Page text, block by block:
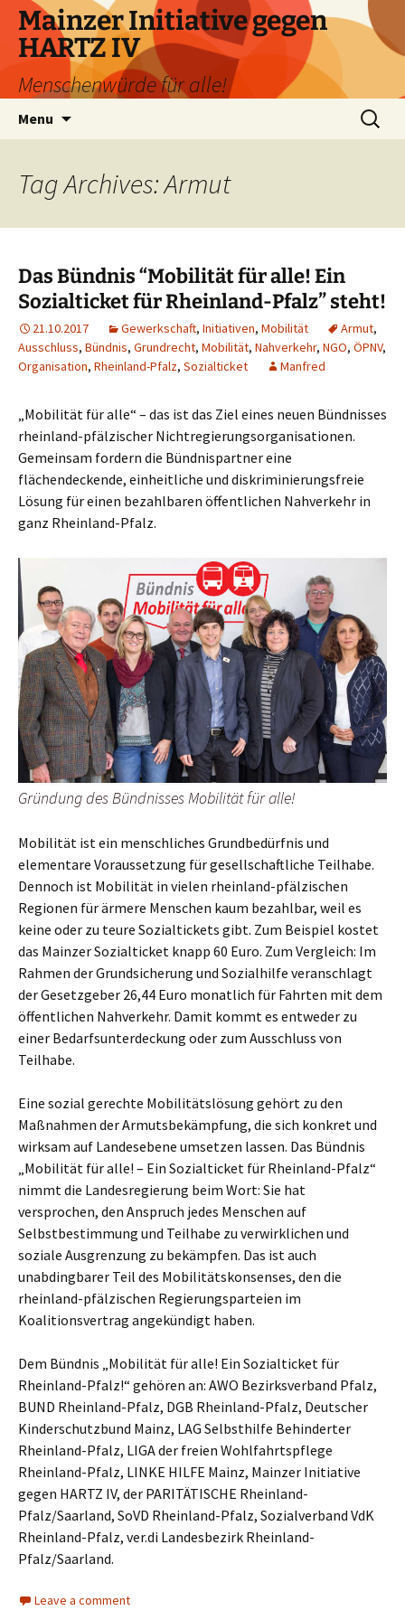
Skip
content
Mainzer Initiative gegen
HARTZ IV
Menschenwürde für alle!
Menu
Search
for:
Tag Archives: Armut
Das Bündnis “Mobilität für alle! Ein
Sozialticket für Rheinland-Pfalz” steht!
21.10.2017 Gewerkschaft, Initiativen, Mobilität Armut,
Ausschluss, Bündnis, Grundrecht, Mobilität, Nahverkehr, NGO, ÖPNV,
Organisation, Rheinland-Pfalz, Sozialticket Manfred
„Mobilität für alle“ – das ist das Ziel eines neuen Bündnisses
rheinland-pfälzischer Nichtregierungsorganisationen.
Gemeinsam fordern die Bündnispartner eine
flächendeckende, einheitliche und diskriminierungsfreie
Lösung für einen bezahlbaren öffentlichen Nahverkehr in
ganz Rheinland-Pfalz.
Gründung des Bündnisses Mobilität für alle!
Mobilität ist ein menschliches Grundbedürfnis und
elementare Voraussetzung für gesellschaftliche Teilhabe.
Dennoch ist Mobilität in vielen rheinland-pfälzischen
Regionen für ärmere Menschen kaum bezahlbar, weil es
keine oder zu teure Sozialtickets gibt. Zum Beispiel kostet
das Mainzer Sozialticket knapp 60 Euro. Zum Vergleich: Im
Rahmen der Grundsicherung und Sozialhilfe veranschlagt
der Gesetzgeber 26,44 Euro monatlich für Fahrten mit dem
öffentlichen Nahverkehr. Damit kommt es entweder zu
einer Bedarfsunterdeckung oder zum Ausschluss von
Teilhabe.
Eine sozial gerechte Mobilitätslösung gehört zu den
Maßnahmen der Armutsbekämpfung, die sich konkret und
wirksam auf Landesebene umsetzen lassen. Das Bündnis
„Mobilität für alle! – Ein Sozialticket für Rheinland-Pfalz“
nimmt die Landesregierung beim Wort: Sie hat
versprochen, den Anspruch jedes Menschen auf
Selbstbestimmung und Teilhabe zu verwirklichen und
soziale Ausgrenzung zu bekämpfen. Das ist auch
unabdingbarer Teil des Mobilitätskonsenses, den die
rheinland-pfälzischen Regierungsparteien im
Koalitionsvertrag angekündigt haben.
Dem Bündnis „Mobilität für alle! Ein Sozialticket für
Rheinland-Pfalz!“ gehören an: AWO Bezirksverband Pfalz,
BUND Rheinland-Pfalz, DGB Rheinland-Pfalz, Deutscher
Kinderschutzbund Mainz, LAG Selbsthilfe Behinderter
Rheinland-Pfalz, LIGA der freien Wohlfahrtspflege
Rheinland-Pfalz, LINKE HILFE Mainz, Mainzer Initiative
gegen HARTZ IV, der PARITÄTISCHE Rheinland-
Pfalz/Saarland, SoVD Rheinland-Pfalz, Sozialverband VdK
Rheinland-Pfalz, ver.di Landesbezirk Rheinland-
Pfalz/Saarland.
Leave a comment